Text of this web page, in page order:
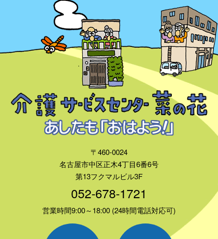
〒460-0024
名古屋市中区正木4丁目6番6号
第13フクマルビル3F
052-678-1721
営業時間9:00～18:00 (24時間電話対応可)